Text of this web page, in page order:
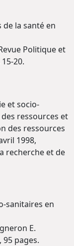
la santé en
Politique et
20.
et socio-
ressources et
des ressources
1998,
recherche et de
sanitaires en
E.
95 pages.